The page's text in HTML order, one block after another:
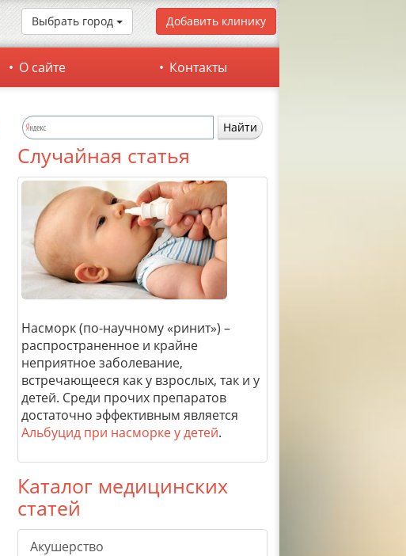
Случайная статья
Насморк (по-научному «ринит») –
распространенное и крайне
неприятное заболевание,
встречающееся как у взрослых, так и у
детей. Среди прочих препаратов
достаточно эффективным является
Альбуцид при насморке у детей.
Каталог медицинских
статей
Акушерство
Выбрать город Добавить клинику
О сайте Контакты